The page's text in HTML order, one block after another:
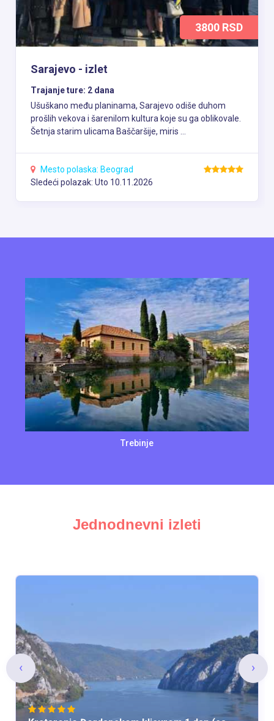
3800 RSD
Sarajevo - izlet
Trajanje ture: 2 dana
Ušuškano među planinama, Sarajevo odiše duhom
prošlih vekova i šarenilom kultura koje su ga oblikovale.
Šetnja starim ulicama Baščaršije, miris ...
Mesto polaska: Beograd
Sledeći polazak: Uto 10.11.2026
Trebinje
Jednodnevni izleti
‹ ›